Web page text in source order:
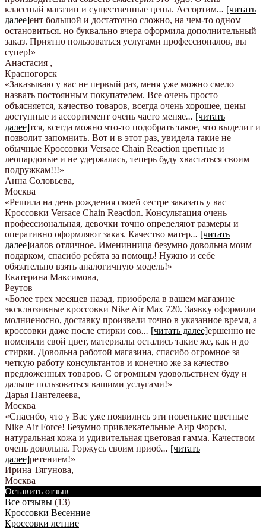
классный магазин и существенные цены. Ассортим... [читать
далее]ент большой и достаточно сложно, на чем-то одном
остановиться. но буквально вчера оформила дополнительный
заказ. Приятно пользоваться услугами профессионалов, вы
супер!»
Анастасия ,
Красногорск
«Заказываю у вас не первый раз, меня уже можно смело
назвать постоянным покупателем. Все очень просто
объясняется, качество товаров, всегда очень хорошее, цены
доступные и ассортимент очень часто меняе... [читать
далее]тся, всегда можно что-то подобрать такое, что выделит и
позволит запомнить. Вот и в этот раз, увидела такие не
обычные Кроссовки Versace Chain Reaction цветные и
леопардовые и не удержалась, теперь буду хвастаться своим
подружкам!!!»
Анна Соловьева,
Москва
«Решила на день рождения своей сестре заказать у вас
Кроссовки Versace Chain Reaction. Консультация очень
профессиональная, девочки точно определяют размеры и
оперативно оформляют заказ. Качество матер... [читать
далее]иалов отличное. Именинница безумно довольна моим
подарком, спасибо ребята за помощь! Нужно и себе
обязательно взять аналогичную модель!»
Екатерина Максимова,
Реутов
«Более трех месяцев назад, приобрела в вашем магазине
эксклюзивные кроссовки Nike Air Max 720. Заявку оформили
молниеносно, доставку произвели точно в указанное время, а
кроссовки даже после стирки сов... [читать далее]ершенно не
поменяли свой цвет, материалы остались такие же, как и до
стирки. Довольна работой магазина, спасибо огромное за
четкую работу консультантов и конечно же за качество
предложенных товаров. С огромным удовольствием буду и
дальше пользоваться вашими услугами!»
Дарья Пантелеева,
Москва
«Спасибо, что у Вас уже появились эти новенькие цветные
Nike Аir Force! Безумно привлекательные Аир Форсы,
натуральная кожа и удивительная цветовая гамма. Качеством
очень довольна. Горжусь своим приоб... [читать
далее]ретением!»
Ирина Тягунова,
Москва
Оставить отзыв
Все отзывы (13)
Кроссовки Весенние
Кроссовки летние